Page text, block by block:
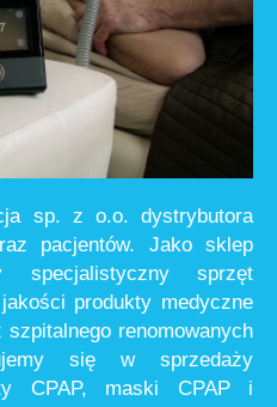
sp. z o.o. dystrybutora
pacjentów. Jako sklep
specjalistyczny sprzęt
produkty medyczne
renomowanych
się w sprzedaży
CPAP, maski CPAP i